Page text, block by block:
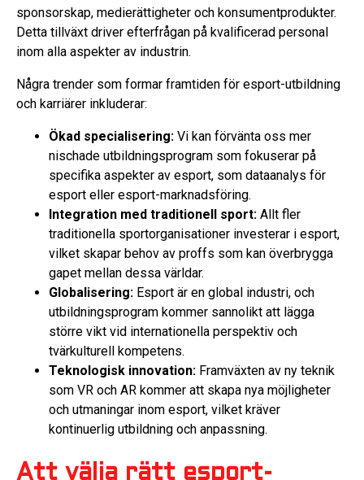
sponsorskap, medierättigheter och konsumentprodukter.
Detta tillväxt driver efterfrågan på kvalificerad personal
inom alla aspekter av industrin.
Några trender som formar framtiden för esport-utbildning
och karriärer inkluderar:
Ökad specialisering: Vi kan förvänta oss mer
nischade utbildningsprogram som fokuserar på
specifika aspekter av esport, som dataanalys för
esport eller esport-marknadsföring.
Integration med traditionell sport: Allt fler
traditionella sportorganisationer investerar i esport,
vilket skapar behov av proffs som kan överbrygga
gapet mellan dessa världar.
Globalisering: Esport är en global industri, och
utbildningsprogram kommer sannolikt att lägga
större vikt vid internationella perspektiv och
tvärkulturell kompetens.
Teknologisk innovation: Framväxten av ny teknik
som VR och AR kommer att skapa nya möjligheter
och utmaningar inom esport, vilket kräver
kontinuerlig utbildning och anpassning.
Att välja rätt esport-